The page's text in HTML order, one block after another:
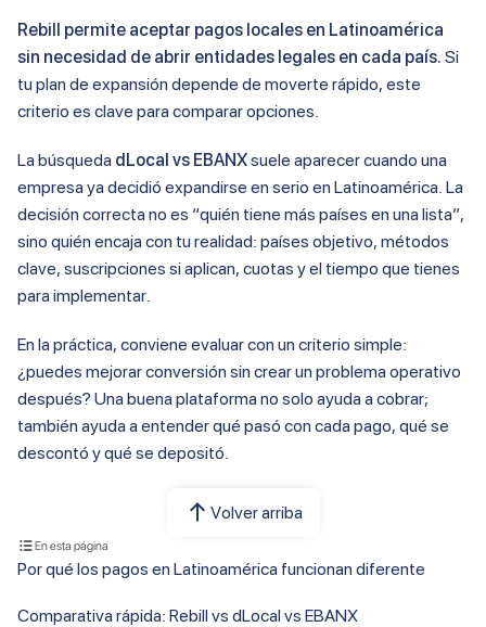
En esta página
Por qué los pagos en Latinoamérica funcionan diferente
Comparativa rápida: Rebill vs dLocal vs EBANX
Rebill permite aceptar pagos locales en Latinoamérica
sin necesidad de abrir entidades legales en cada país. Si
tu plan de expansión depende de moverte rápido, este
criterio es clave para comparar opciones.
La búsqueda dLocal vs EBANXsuele aparecer cuando una
empresa ya decidió expandirse en serio en Latinoamérica. La
decisión correcta no es “quién tiene más países en una lista”,
sino quién encaja con tu realidad: países objetivo, métodos
clave, suscripciones si aplican, cuotas y el tiempo que tienes
para implementar.
En la práctica, conviene evaluar con un criterio simple:
¿puedes mejorar conversión sin crear un problema operativo
después? Una buena plataforma no solo ayuda a cobrar;
también ayuda a entender qué pasó con cada pago, qué se
descontó y qué se depositó.
Volver arriba